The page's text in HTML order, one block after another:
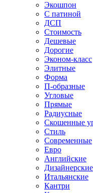
Экошпон
С патиной
ДСП
Стоимость
Дешевые
Дорогие
Эконом-класс
Элитные
Форма
П-образные
Угловые
Прямые
Радиусные
Скошенные
Стиль
Современные
Евро
Английские
Дизайнерские
Итальянские
Кантри